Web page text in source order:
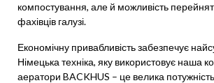
компостування, але й можливість
фахівців галузі.
Економічну привабливість забезпечує
Німецька техніка, яку використовує наша
аератори BACKHUS – це велика